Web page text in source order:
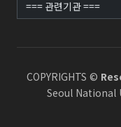
COPYRIGHTS ©
Seoul National